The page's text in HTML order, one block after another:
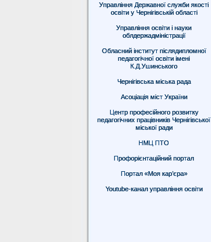
Управління Державної служби якості
освіти у Чернігівській області
Управління освіти і науки
облдержадміністрації
Обласний інститут післядипломної
педагогічної освіти імені
К.Д.Ушинського
Чернігівська міська рада
Асоціація міст України
Центр професійного розвитку
педагогічних працівників Чернігівської
міської ради
НМЦ ПТО
Профорієнтаційний портал
Портал «Моя кар’єра»
Youtube-канал управління освіти